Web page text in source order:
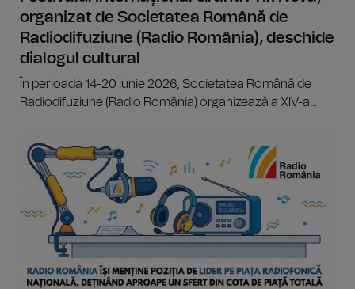
organizat de Societatea Română de
Radiodifuziune (Radio România), deschide
dialogul cultural
În perioada 14-20 iunie 2026, Societatea Română de
Radiodifuziune (Radio România) organizează a XIV-a...